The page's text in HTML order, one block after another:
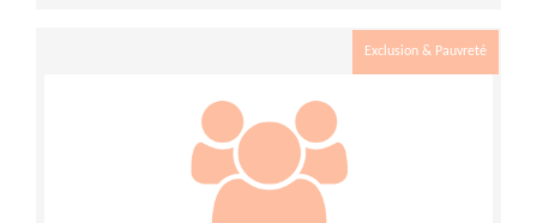
Exclusion & Pauvreté